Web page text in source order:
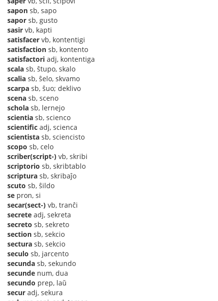
sapon sb, sapo
sapor sb, gusto
sasir vb, kapti
satisfacer vb, kontentigi
satisfaction sb, kontento
satisfactori adj, kontentiga
scala sb, ŝtupo, skalo
scalia sb, ŝelo, skvamo
scarpa sb, ŝuo; deklivo
scena sb, sceno
schola sb, lernejo
scientia sb, scienco
scientific adj, scienca
scientista sb, sciencisto
scopo sb, celo
scriber(script-) vb, skribi
scriptorio sb, skribtablo
scriptura sb, skribaĵo
scuto sb, ŝildo
se pron, si
secar(sect-) vb, tranĉi
secrete adj, sekreta
secreto sb, sekreto
section sb, sekcio
sectura sb, sekcio
seculo sb, jarcento
secunda sb, sekundo
secunde num, dua
secundo prep, laŭ
secur adj, sekura